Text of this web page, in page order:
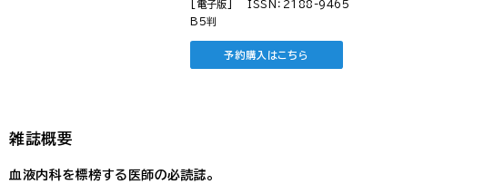
[電子版]
ISSN：2188-9465
B5判
予約購入はこちら
雑誌概要
血液内科を標榜する医師の必読誌。